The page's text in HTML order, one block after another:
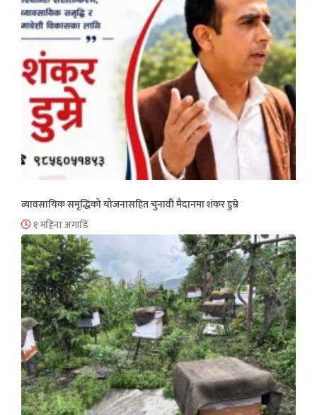
व्यावसायिक समृद्धिको योजनासहित चुनावी मैदानमा शंकर डुम्रे
१ महिना अगाडि